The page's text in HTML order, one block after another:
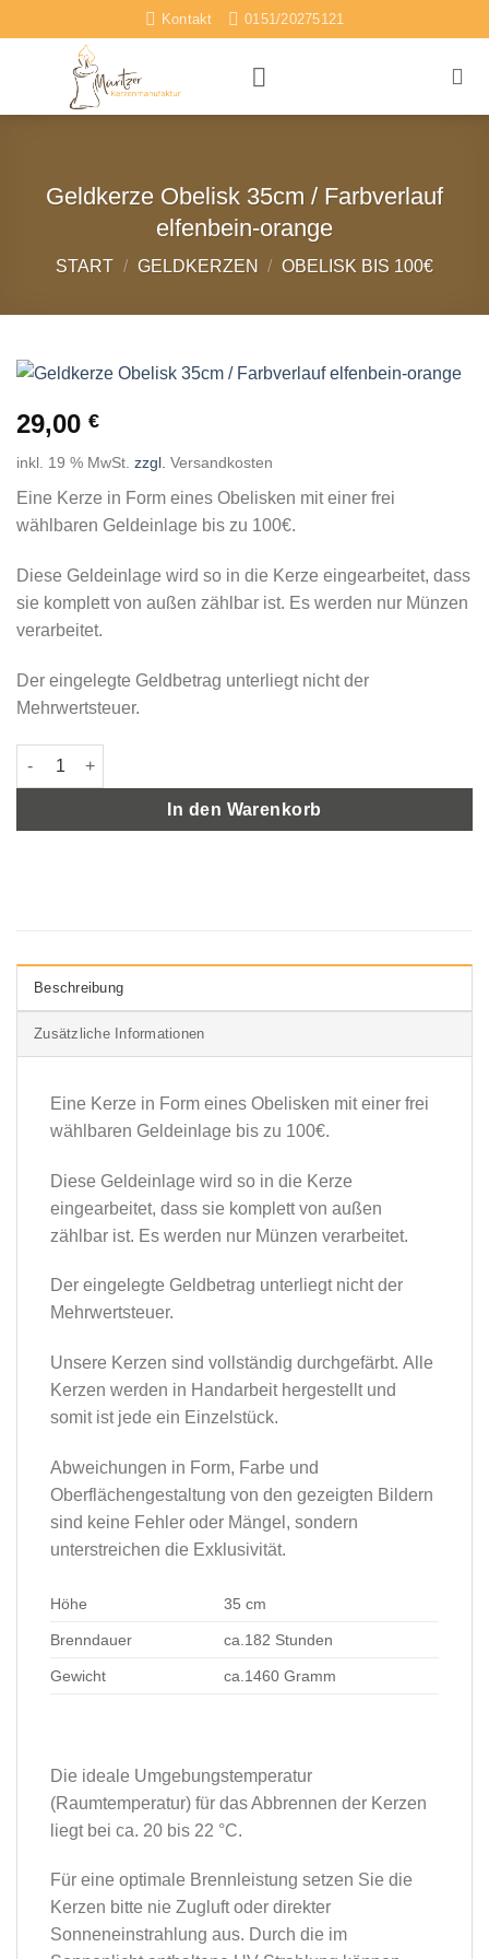
Inhalt
Kontakt 0151/20275121
Geldkerze Obelisk 35cm / Farbverlauf
elfenbein-orange
START / GELDKERZEN / OBELISK BIS 100€
29,00 €
inkl. 19 % MwSt. zzgl. Versandkosten
Eine Kerze in Form eines Obelisken mit einer frei
wählbaren Geldeinlage bis zu 100€.
Diese Geldeinlage wird so in die Kerze eingearbeitet, dass
sie komplett von außen zählbar ist. Es werden nur Münzen
verarbeitet.
Der eingelegte Geldbetrag unterliegt nicht der
Mehrwertsteuer.
Geldkerze Obelisk 35cm / Farbverlauf elfenbein-orange Menge
In den Warenkorb
Beschreibung
Zusätzliche Informationen
Eine Kerze in Form eines Obelisken mit einer frei
wählbaren Geldeinlage bis zu 100€.
Diese Geldeinlage wird so in die Kerze
eingearbeitet, dass sie komplett von außen
zählbar ist. Es werden nur Münzen verarbeitet.
Der eingelegte Geldbetrag unterliegt nicht der
Mehrwertsteuer.
Unsere Kerzen sind vollständig durchgefärbt. Alle
Kerzen werden in Handarbeit hergestellt und
somit ist jede ein Einzelstück.
Abweichungen in Form, Farbe und
Oberflächengestaltung von den gezeigten Bildern
sind keine Fehler oder Mängel, sondern
unterstreichen die Exklusivität.
Höhe 35 cm
Brenndauer ca.182 Stunden
Gewicht ca.1460 Gramm
Die ideale Umgebungstemperatur
(Raumtemperatur) für das Abbrennen der Kerzen
liegt bei ca. 20 bis 22 °C.
Für eine optimale Brennleistung setzen Sie die
Kerzen bitte nie Zugluft oder direkter
Sonneneinstrahlung aus. Durch die im